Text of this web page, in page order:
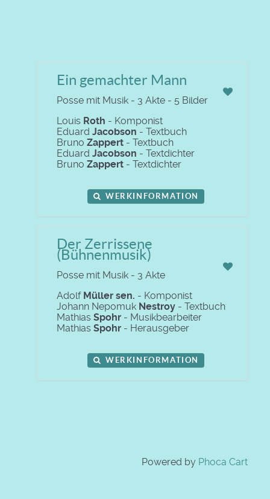
Ein gemachter Mann
Posse mit Musik - 3 Akte - 5 Bilder
Louis Roth - Komponist
Eduard Jacobson - Textbuch
Bruno Zappert - Textbuch
Eduard Jacobson - Textdichter
Bruno Zappert - Textdichter
WERKINFORMATION
Der Zerrissene
(Bühnenmusik)
Posse mit Musik - 3 Akte
Adolf Müller sen. - Komponist
Johann Nepomuk Nestroy - Textbuch
Mathias Spohr - Musikbearbeiter
Mathias Spohr - Herausgeber
WERKINFORMATION
Powered by Phoca Cart